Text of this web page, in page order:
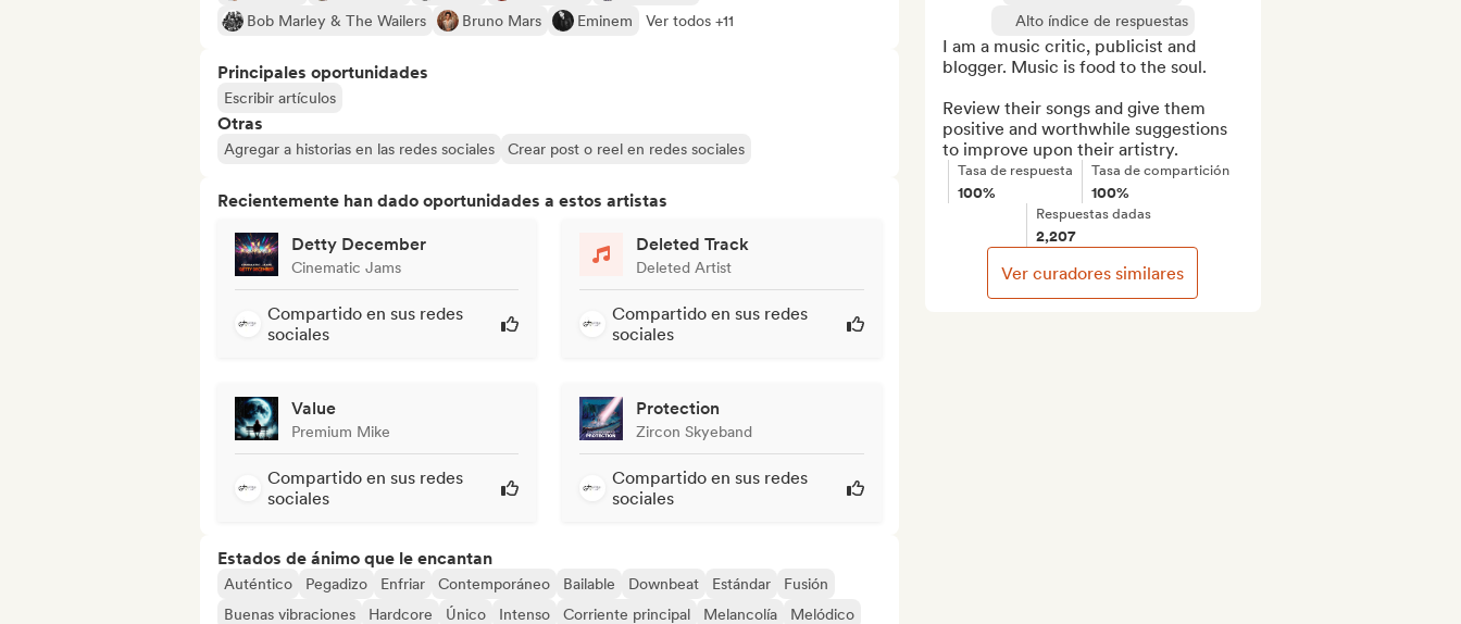
Bob Marley & The Wailers
Bruno Mars Eminem Ver todos +11
Principales oportunidades
Escribir artículos
Otras
Agregar a historias en las redes sociales Crear post o reel en redes sociales
Recientemente han dado oportunidades a estos artistas
Detty December
Cinematic Jams
Compartido en sus redes
sociales
Deleted Track
Deleted Artist
Compartido en sus redes
sociales
Value
Premium Mike
Compartido en sus redes
sociales
Protection
Zircon Skyeband
Compartido en sus redes
sociales
Estados de ánimo que le encantan
Auténtico Pegadizo Enfriar Contemporáneo Bailable Downbeat Estándar
Fusión
Buenas vibraciones
Hardcore Único Intenso Corriente principal Melancolía
Melódico
Alto índice de respuestas
I am a music critic, publicist and
blogger. Music is food to the soul.
Review their songs and give them
positive and worthwhile suggestions
to improve upon their artistry.
Tasa de respuesta
100%
Tasa de compartición
100%
Respuestas dadas
2,207
Ver curadores similares